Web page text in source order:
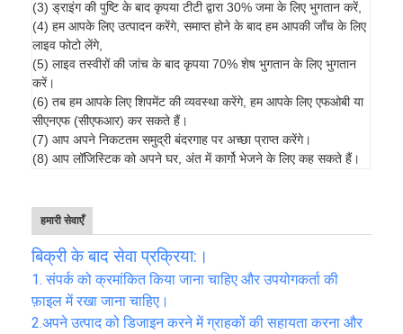
(3) ड्राइंग की पुष्टि के बाद कृपया टीटी द्वारा 30% जमा के लिए भुगतान करें,
(4) हम आपके लिए उत्पादन करेंगे, समाप्त होने के बाद हम आपकी जाँच के लिए
लाइव फोटो लेंगे,
(5) लाइव तस्वीरों की जांच के बाद कृपया 70% शेष भुगतान के लिए भुगतान
करें।
(6) तब हम आपके लिए शिपमेंट की व्यवस्था करेंगे, हम आपके लिए एफओबी या
सीएनएफ (सीएफआर) कर सकते हैं।
(7) आप अपने निकटतम समुद्री बंदरगाह पर अच्छा प्राप्त करेंगे।
(8) आप लॉजिस्टिक को अपने घर, अंत में कार्गो भेजने के लिए कह सकते हैं।
हमारी सेवाएँ
बिक्री के बाद सेवा प्रक्रिया:।
1. संपर्क को क्रमांकित किया जाना चाहिए और उपयोगकर्ता की
फ़ाइल में रखा जाना चाहिए।
2.अपने उत्पाद को डिजाइन करने में ग्राहकों की सहायता करना और